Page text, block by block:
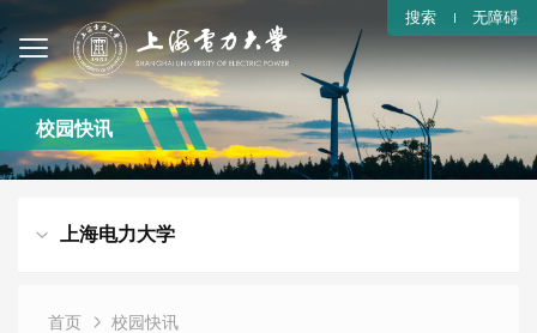
无障碍
搜索
校园快讯
上海电力大学
首页 校园快讯